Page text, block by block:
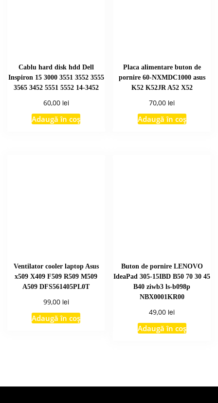
Cablu hard disk hdd Dell
Inspiron 15 3000 3551 3552 3555
3565 3452 5551 5552 14-3452
60,00 lei
Adaugă în coș
Placa alimentare buton de
pornire 60-NXMDC1000 asus
K52 K52JR A52 X52
70,00 lei
Adaugă în coș
Ventilator cooler laptop Asus
x509 X409 F509 R509 M509
A509 DFS561405PL0T
99,00 lei
Adaugă în coș
Buton de pornire LENOVO
IdeaPad 305-15IBD B50 70 30 45
B40 ziwb3 ls-b098p
NBX0001KR00
49,00 lei
Adaugă în coș